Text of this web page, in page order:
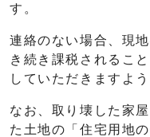
す。
連絡のない場合、現
き続き課税されるこ
していただきますよ
なお、取り壊した家
た土地の「住宅用地